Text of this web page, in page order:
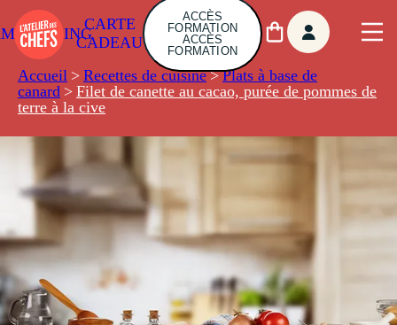
CARTE
CADEAU
ACCÈS
FORMATION
ACCÈS
FORMATION
Accueil > Recettes de cuisine > Plats à base de
canard > Filet de canette au cacao, purée de pommes de
terre à la cive